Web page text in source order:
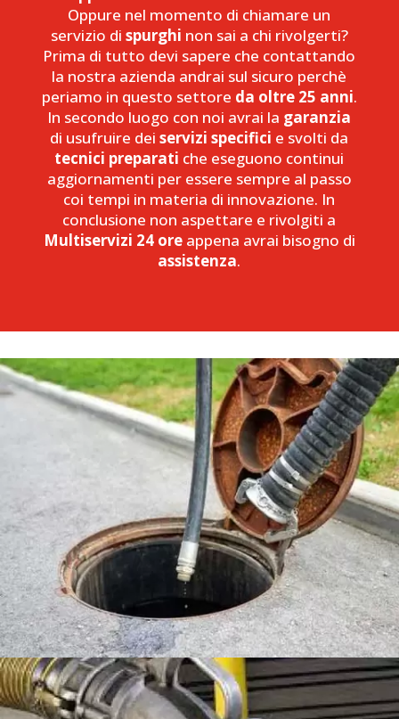
Oppure nel momento di chiamare un
servizio di spurghi non sai a chi rivolgerti?
Prima di tutto devi sapere che contattando
la nostra azienda andrai sul sicuro perchè
periamo in questo settore da oltre 25 anni.
In secondo luogo con noi avrai la garanzia
di usufruire deiservizi specifici e svolti da
tecnici preparati che eseguono continui
aggiornamenti per essere sempre al passo
coi tempi in materia di innovazione. In
conclusione non aspettare e rivolgiti a
Multiservizi 24 oreappena avrai bisogno di
assistenza.